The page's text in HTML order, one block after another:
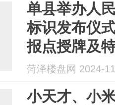
单县举办人
标识发布仪
报点授牌及
菏泽楼盘网 2024-
小天才、小